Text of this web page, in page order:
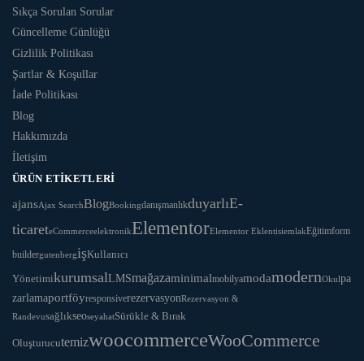
Sıkça Sorulan Sorular
Güncelleme Günlüğü
Gizlilik Politikası
Şartlar & Koşullar
İade Politikası
Blog
Hakkımızda
İletişim
ÜRÜN ETIKETLERI
ajansAjax SearchBlogBookingdanışmanlıkduyarlıE-
ticareteCommerceelektronikElementorElementor EklentisiemlakEğitimform
buildergutenbergişKullanıcı
YönetimikurumsalLMSmağazaminimalmobilyamodamodernOkulpa
zarlamaportföyresponsiverezervasyonRezervasyon &
RandevusağlıkseoseyahatSürükle & Bırak
OluşturucutemizwoocommerceWooCommerce